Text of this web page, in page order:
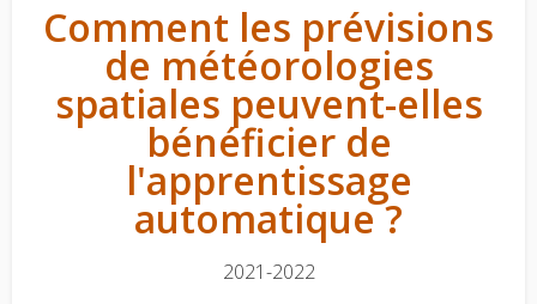
Comment les prévisions
de météorologies
spatiales peuvent-elles
bénéficier de
l'apprentissage
automatique ?
2021-2022